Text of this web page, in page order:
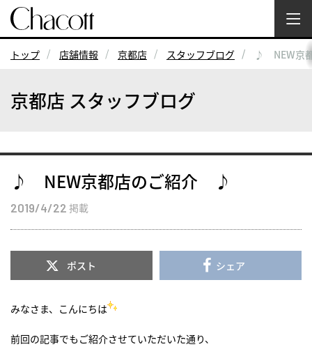
トップ 店舗情報 京都店 スタッフブログ ♪ NEW京
京都店 スタッフブログ
♪ NEW京都店のご紹介 ♪
2019/4/22 掲載
ポスト シェア
みなさま、こんにちは
前回の記事でもご紹介させていただいた通り、